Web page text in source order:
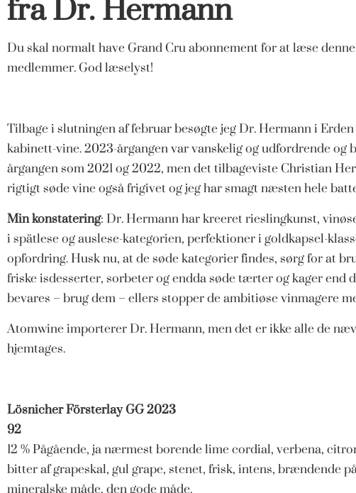
fra Dr. Hermann
Du skal normalt have Grand Cru abonnement for at læse
medlemmer. God læselyst!
Tilbage i slutningen af februar besøgte jeg Dr. Hermann i
kabinett-vine. 2023-årgangen var vanskelig og udfordrende og
årgangen som 2021 og 2022, men det tilbageviste Christian
rigtigt søde vine også frigivet og jeg har smagt næsten hele
Min konstatering: Dr. Hermann har kreeret rieslingkunst,
i spätlese og auslese-kategorien, perfektioner i goldkapsel-
opfordring. Husk nu, at de søde kategorier findes, sørg for at
friske isdesserter, sorbeter og endda søde tærter og kager end
bevares – brug dem – ellers stopper de ambitiøse vinmagere
Atomwine importerer Dr. Hermann, men det er ikke alle de
hjemtages.
Lösnicher Försterlay GG 2023
92
12 % Pågående, ja nærmest borende lime cordial, verbena,
bitter af grapeskal, gul grape, stenet, frisk, intens, brændende
mineralske måde, den gode måde.